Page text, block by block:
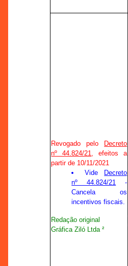
Revogado pelo
Decreto
nº 44.824/21, efeitos a
partir de 10/11/2021
Vide
Decreto
nº 44.824/21 -
Cancela os
incentivos fiscais.
Redação original
Gráfica Ziló Ltda ²